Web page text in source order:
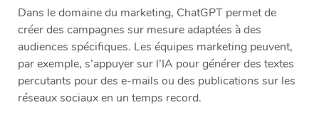
Dans le domaine du marketing, ChatGPT permet de
créer des campagnes sur mesure adaptées à des
audiences spécifiques. Les équipes marketing peuvent,
par exemple, s’appuyer sur l’IA pour générer des textes
percutants pour des e-mails ou des publications sur les
réseaux sociaux en un temps record.